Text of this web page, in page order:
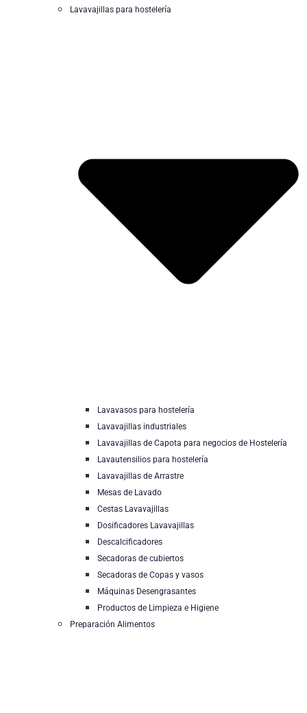
Lavavajillas para hostelería
Lavavasos para hostelería
Lavavajillas industriales
Lavavajillas de Capota para negocios de Hostelería
Lavautensilios para hostelería
Lavavajillas de Arrastre
Mesas de Lavado
Cestas Lavavajillas
Dosificadores Lavavajillas
Descalcificadores
Secadoras de cubiertos
Secadoras de Copas y vasos
Máquinas Desengrasantes
Productos de Limpieza e Higiene
Preparación Alimentos